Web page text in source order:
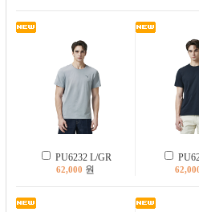
PU6232 L/GR
62,000 원